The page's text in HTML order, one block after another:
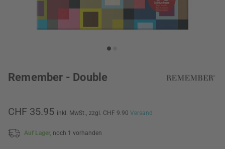
Remember - Double
CHF 35.95 inkl. MwSt., zzgl. CHF 9.90 Versand
Auf Lager, noch 1 vorhanden